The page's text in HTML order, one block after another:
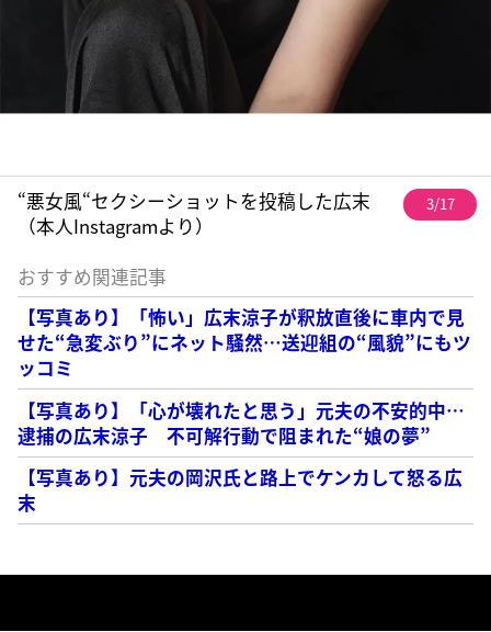
“悪女風“セクシーショットを投稿した広末
（本人Instagramより）
3/17
おすすめ関連記事
【写真あり】「怖い」広末涼子が釈放直後に車内で見
せた“急変ぶり”にネット騒然…送迎組の“風貌”にもツ
ッコミ
【写真あり】「心が壊れたと思う」元夫の不安的中…
逮捕の広末涼子 不可解行動で阻まれた“娘の夢”
【写真あり】元夫の岡沢氏と路上でケンカして怒る広
末